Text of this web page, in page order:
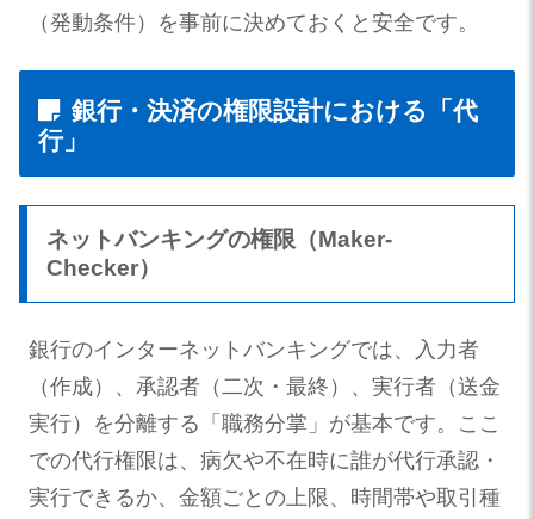
（発動条件）を事前に決めておくと安全です。
銀行・決済の権限設計における「代
行」
ネットバンキングの権限（Maker-
Checker）
銀行のインターネットバンキングでは、入力者
（作成）、承認者（二次・最終）、実行者（送金
実行）を分離する「職務分掌」が基本です。ここ
での代行権限は、病欠や不在時に誰が代行承認・
実行できるか、金額ごとの上限、時間帯や取引種